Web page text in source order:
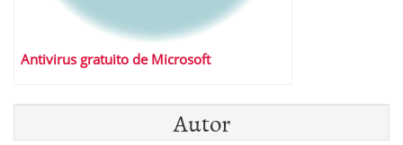
Antivirus gratuito de Microsoft
Autor